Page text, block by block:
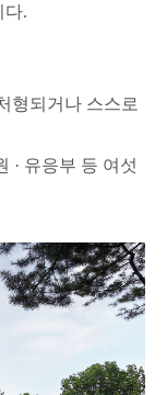
다.
형되거나 스스로
· 유응부 등 여섯